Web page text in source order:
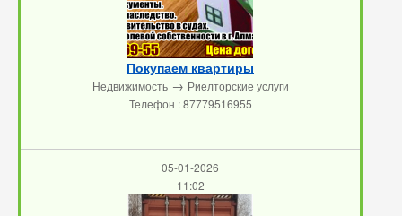
Покупаем квартиры
Недвижимость→ Риелторские услуги
Телефон : 87779516955
05-01-2026
11:02